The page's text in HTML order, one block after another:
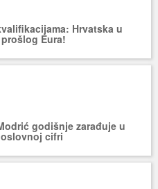
Hrvatska u
Eura!
godišnje zarađuje u
cifri